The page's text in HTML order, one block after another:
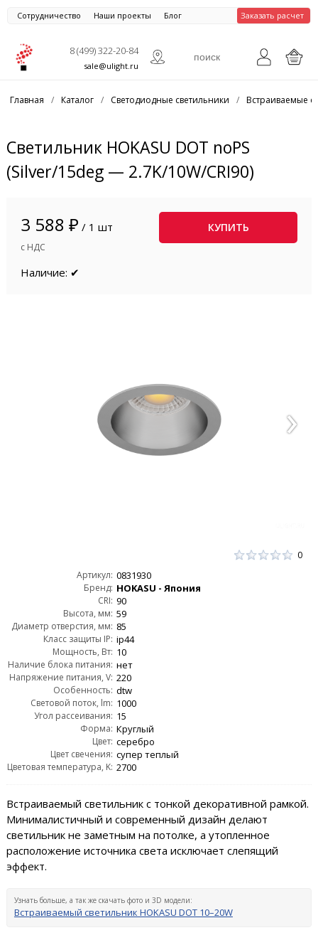
Сотрудничество Наши проекты Блог Заказать расчет
8 (499) 322-20-84
sale@ulight.ru
Главная / Каталог / Светодиодные светильники / Встраиваемые
Светильник HOKASU DOT noPS
(Silver/15deg — 2.7K/10W/CRI90)
3 588 ₽ / 1 шт
с НДС
КУПИТЬ
Наличие: ✔
0
Артикул: 0831930
Бренд: HOKASU - Япония
CRI: 90
Высота, мм: 59
Диаметр отверстия, мм: 85
Класс защиты IP: ip44
Мощность, Вт: 10
Наличие блока питания: нет
Напряжение питания, V: 220
Особенность: dtw
Световой поток, lm: 1000
Угол рассеивания: 15
Форма: Круглый
Цвет: серебро
Цвет свечения: супер теплый
Цветовая температура, K: 2700
Встраиваемый светильник с тонкой декоративной рамкой.
Минималистичный и современный дизайн делают
светильник не заметным на потолке, а утопленное
расположение источника света исключает слепящий
эффект.
Узнать больше, а так же скачать фото и 3D модели:
Встраиваемый светильник HOKASU DOT 10–20W